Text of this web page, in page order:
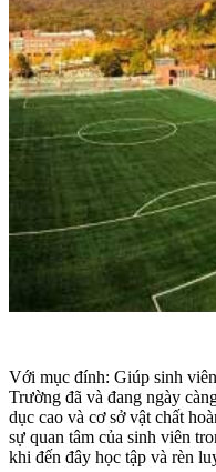
Với mục đính: Giúp sinh
Trường đã và đang ngày
dục cao và cơ sở vật chất
sự quan tâm của sinh viên
khi đến đây học tập và rèn